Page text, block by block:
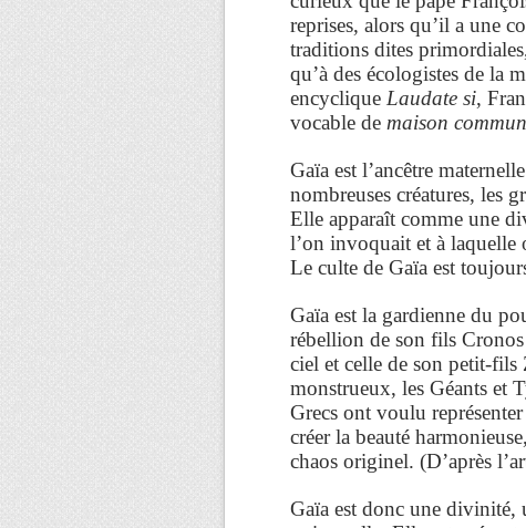
reprises, alors qu’il a une
traditions dites
qu’à des écologistes de la
encyclique Laudate si,
vocable de maison
Gaïa est l’ancêtre
nombreuses créatures, les
Elle apparaît comme une
l’on invoquait et à laquelle
Le culte de Gaïa est
Gaïa est la gardienne du
rébellion de son fils
ciel et celle de son petit-fils
monstrueux, les Géants et
Grecs ont voulu
créer la beauté
chaos originel. (D’après
Gaïa est donc une divinité,